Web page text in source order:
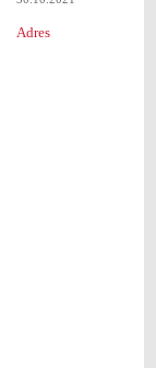
Adres